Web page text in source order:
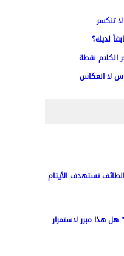
تنكسر
لديك؟
الكلام نقطة
لا انعكاس
تستهدف الأيتام
هذا مبرر لاستمرار